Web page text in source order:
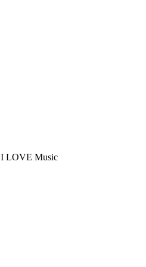
I LOVE Music